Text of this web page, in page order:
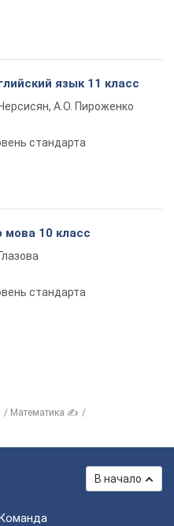
язык 11 класс
А.О. Пироженко
стандарта
мова 10 класс
стандарта
Математика ✍
В начало